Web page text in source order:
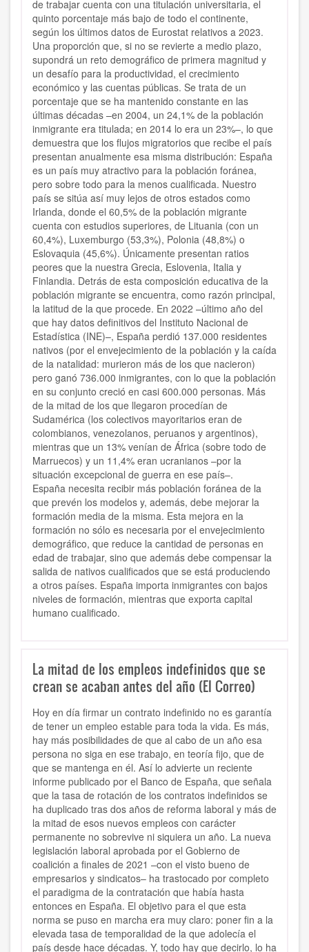
de trabajar cuenta con una titulación universitaria, el
quinto porcentaje más bajo de todo el continente,
según los últimos datos de Eurostat relativos a 2023.
Una proporción que, si no se revierte a medio plazo,
supondrá un reto demográfico de primera magnitud y
un desafío para la productividad, el crecimiento
económico y las cuentas públicas. Se trata de un
porcentaje que se ha mantenido constante en las
últimas décadas –en 2004, un 24,1% de la población
inmigrante era titulada; en 2014 lo era un 23%–, lo que
demuestra que los flujos migratorios que recibe el país
presentan anualmente esa misma distribución: España
es un país muy atractivo para la población foránea,
pero sobre todo para la menos cualificada. Nuestro
país se sitúa así muy lejos de otros estados como
Irlanda, donde el 60,5% de la población migrante
cuenta con estudios superiores, de Lituania (con un
60,4%), Luxemburgo (53,3%), Polonia (48,8%) o
Eslovaquia (45,6%). Únicamente presentan ratios
peores que la nuestra Grecia, Eslovenia, Italia y
Finlandia. Detrás de esta composición educativa de la
población migrante se encuentra, como razón principal,
la latitud de la que procede. En 2022 –último año del
que hay datos definitivos del Instituto Nacional de
Estadística (INE)–, España perdió 137.000 residentes
nativos (por el envejecimiento de la población y la caída
de la natalidad: murieron más de los que nacieron)
pero ganó 736.000 inmigrantes, con lo que la población
en su conjunto creció en casi 600.000 personas. Más
de la mitad de los que llegaron procedían de
Sudamérica (los colectivos mayoritarios eran de
colombianos, venezolanos, peruanos y argentinos),
mientras que un 13% venían de África (sobre todo de
Marruecos) y un 11,4% eran ucranianos –por la
situación excepcional de guerra en ese país–.
España necesita recibir más población foránea de la
que prevén los modelos y, además, debe mejorar la
formación media de la misma. Esta mejora en la
formación no sólo es necesaria por el envejecimiento
demográfico, que reduce la cantidad de personas en
edad de trabajar, sino que además debe compensar la
salida de nativos cualificados que se está produciendo
a otros países. España importa inmigrantes con bajos
niveles de formación, mientras que exporta capital
humano cualificado.
La mitad de los empleos indefinidos que se
crean se acaban antes del año (El Correo)
Hoy en día firmar un contrato indefinido no es garantía
de tener un empleo estable para toda la vida. Es más,
hay más posibilidades de que al cabo de un año esa
persona no siga en ese trabajo, en teoría fijo, que de
que se mantenga en él. Así lo advierte un reciente
informe publicado por el Banco de España, que señala
que la tasa de rotación de los contratos indefinidos se
ha duplicado tras dos años de reforma laboral y más de
la mitad de esos nuevos empleos con carácter
permanente no sobrevive ni siquiera un año. La nueva
legislación laboral aprobada por el Gobierno de
coalición a finales de 2021 –con el visto bueno de
empresarios y sindicatos– ha trastocado por completo
el paradigma de la contratación que había hasta
entonces en España. El objetivo para el que esta
norma se puso en marcha era muy claro: poner fin a la
elevada tasa de temporalidad de la que adolecía el
país desde hace décadas. Y, todo hay que decirlo, lo ha